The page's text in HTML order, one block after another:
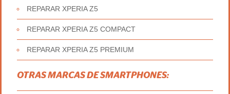
REPARAR XPERIA Z5
REPARAR XPERIA Z5 COMPACT
REPARAR XPERIA Z5 PREMIUM
OTRAS MARCAS DE SMARTPHONES: